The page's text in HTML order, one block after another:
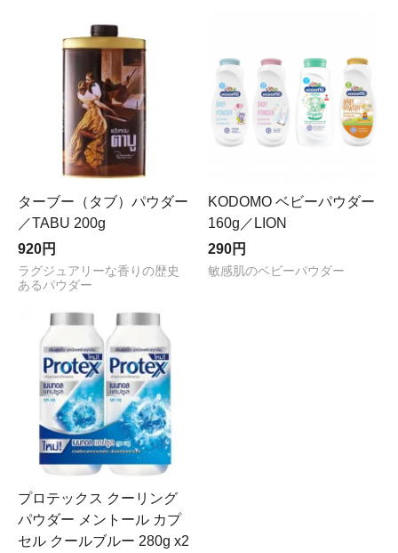
ターブー（タブ）パウダー
／TABU 200g
920円
ラグジュアリーな香りの歴史
あるパウダー
KODOMO ベビーパウダー
160g／LION
290円
敏感肌のベビーパウダー
プロテックス クーリング
パウダー メントール カプ
セル クールブルー 280g x2